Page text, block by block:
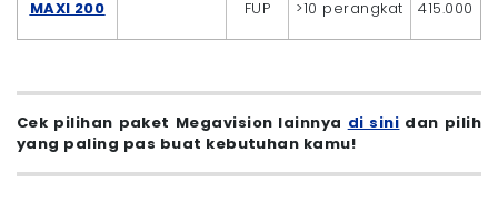
MAXI 200
FUP
>10 perangkat
415.000
Cek pilihan paket Megavision lainnya di sini dan pilih
yang paling pas buat kebutuhan kamu!